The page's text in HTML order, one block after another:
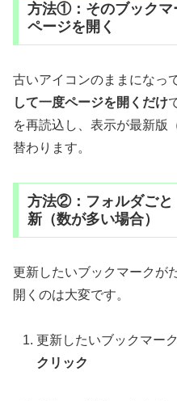
方法①：そのブックマ
ページを開く
古いアイコンのままになっ
して一度ページを開くだけ
を再読込し、表示が最新版
替わります。
方法②：フォルダごと
新（数が多い場合）
更新したいブックマークが
開くのは大変です。
更新したいブックマー
クリック